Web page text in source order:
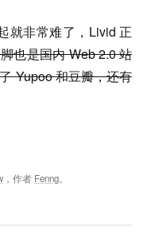
就非常难了，Livid 正
也是国内 Web 2.0 站
Yupoo 和豆瓣，还有
，作者 Fenng。